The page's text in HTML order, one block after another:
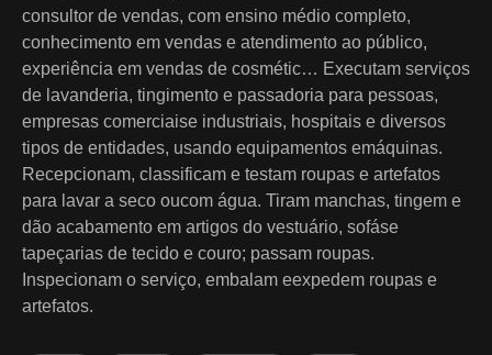
consultor de vendas, com ensino médio completo,
conhecimento em vendas e atendimento ao público,
experiência em vendas de cosmétic… Executam serviços
de lavanderia, tingimento e passadoria para pessoas,
empresas comerciaise industriais, hospitais e diversos
tipos de entidades, usando equipamentos emáquinas.
Recepcionam, classificam e testam roupas e artefatos
para lavar a seco oucom água. Tiram manchas, tingem e
dão acabamento em artigos do vestuário, sofáse
tapeçarias de tecido e couro; passam roupas.
Inspecionam o serviço, embalam eexpedem roupas e
artefatos.